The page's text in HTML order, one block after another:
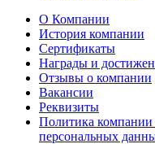
О Компании
История компании
Сертификаты
Награды и
Отзывы о компании
Вакансии
Реквизиты
Политика
персональных